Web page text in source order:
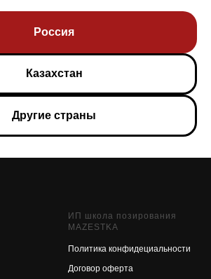
Россия
Казахстан
Другие страны
ИП школа позирования
MAZESTKA
Политика конфидециальности
Договор оферта